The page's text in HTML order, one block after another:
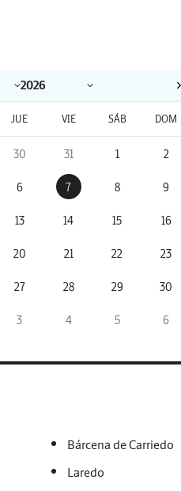
JUE VIE SÁB DOM
30 31 1 2
6 7 8 9
13 14 15 16
20 21 22 23
27 28 29 30
3 4 5 6
Bárcena de Carriedo
Laredo